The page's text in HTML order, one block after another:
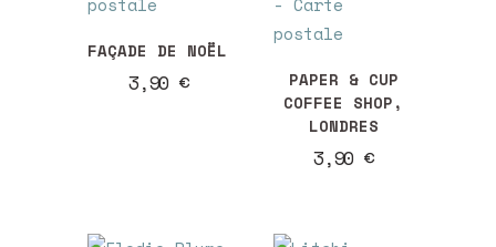
FAÇADE DE NOËL
3,90 €
PAPER & CUP
COFFEE SHOP,
LONDRES
3,90 €